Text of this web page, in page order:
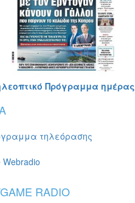
Πρόγραμμα ημέρας
τηλεόρασης
Webradio
RADIO